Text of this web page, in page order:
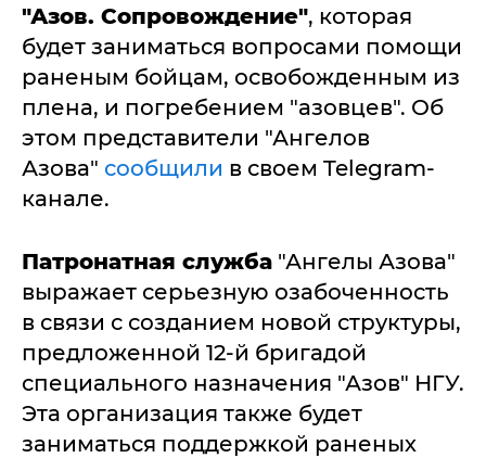
"Азов. Сопровождение", которая
будет заниматься вопросами помощи
раненым бойцам, освобожденным из
плена, и погребением "азовцев". Об
этом представители "Ангелов
Азова" сообщили в своем Telegram-
канале.
Патронатная служба "Ангелы Азова"
выражает серьезную озабоченность
в связи с созданием новой структуры,
предложенной 12-й бригадой
специального назначения "Азов" НГУ.
Эта организация также будет
заниматься поддержкой раненых